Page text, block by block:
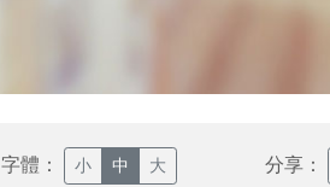
字體： 小 中 大 分享：